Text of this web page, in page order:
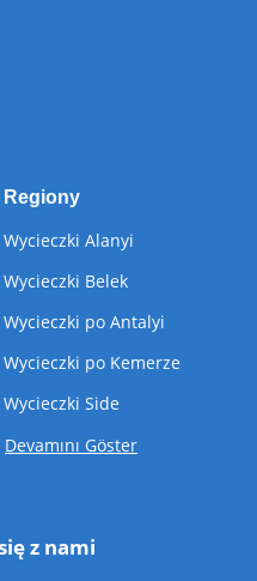
Regiony
Wycieczki Alanyi
Wycieczki Belek
Wycieczki po Antalyi
Wycieczki po Kemerze
Wycieczki Side
Devamını Göster
z nami